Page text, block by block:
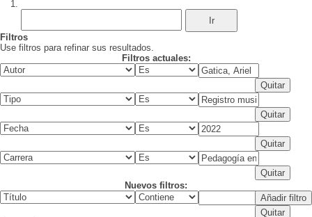
Filtros
Use filtros para refinar sus resultados.
Filtros actuales:
Nuevos filtros: